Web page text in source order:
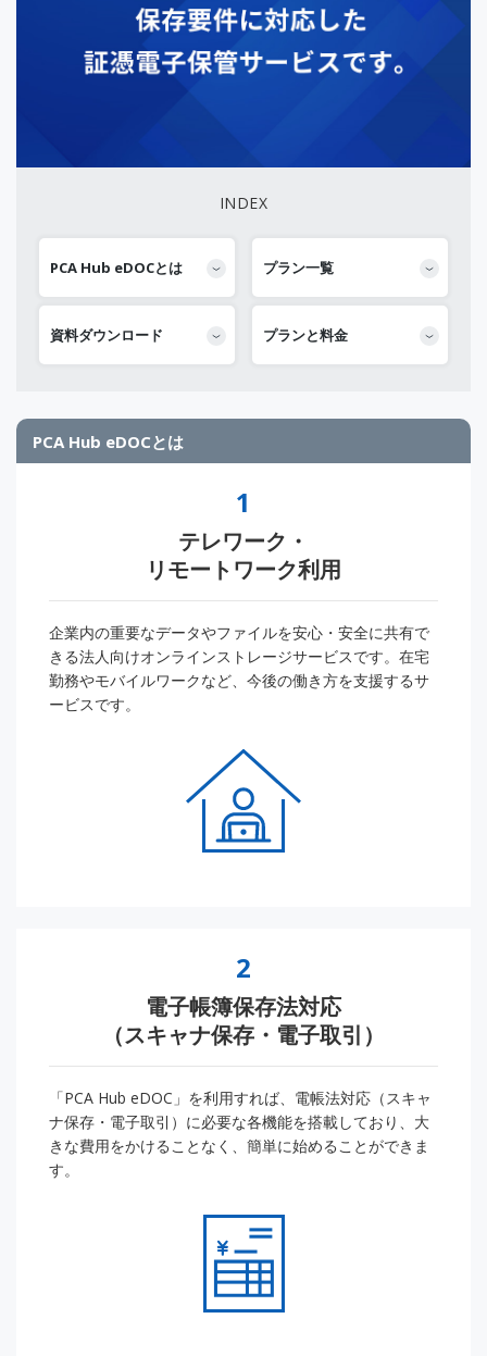
INDEX
PCA Hub eDOCとは プラン一覧
資料ダウンロード プランと料金
PCA Hub eDOCとは
1
テレワーク・
リモートワーク利用
企業内の重要なデータやファイルを安心・安全に共有で
きる法人向けオンラインストレージサービスです。在宅
勤務やモバイルワークなど、今後の働き方を支援するサ
ービスです。
2
電子帳簿保存法対応
（スキャナ保存・電子取引）
「PCA Hub eDOC」を利用すれば、電帳法対応（スキャ
ナ保存・電子取引）に必要な各機能を搭載しており、大
きな費用をかけることなく、簡単に始めることができま
す。